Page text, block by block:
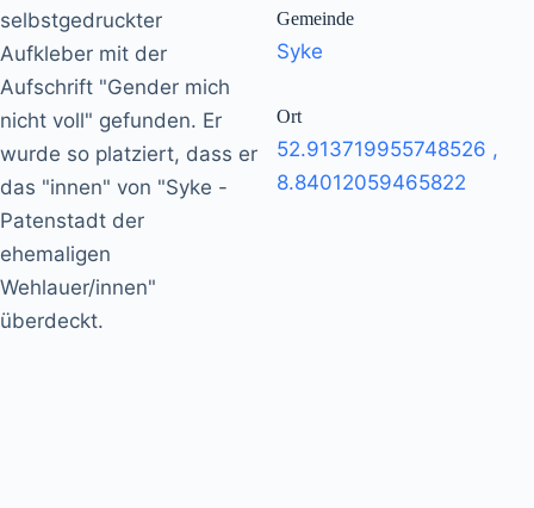
selbstgedruckter
Aufkleber mit der
Aufschrift "Gender mich
nicht voll" gefunden. Er
wurde so platziert, dass er
das "innen" von "Syke -
Patenstadt der
ehemaligen
Wehlauer/innen"
überdeckt.
Gemeinde
Syke
Ort
52.913719955748526 ,
8.84012059465822